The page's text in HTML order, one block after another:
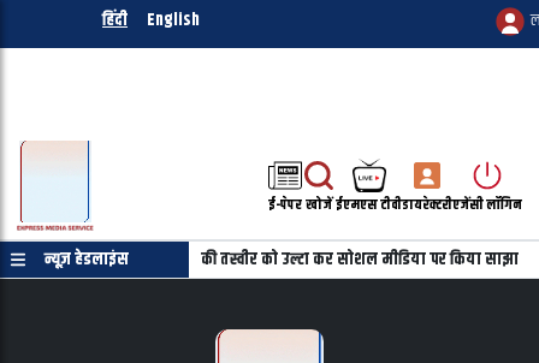
हिंदी English
ई-पेपरखोजेंईएमएस टीवीडायरेक्टरीएजेंसी लॉगिन
न्यूज़ हेडलाइंस
की जरुरत नहीं महबूबा की तस्वीर को उल्टा कर सोशल मीडिया पर किया साझा